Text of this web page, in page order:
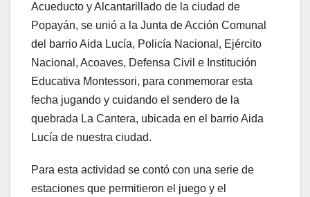
Acueducto y Alcantarillado de la ciudad de
Popayán, se unió a la Junta de Acción Comunal
del barrio Aida Lucía, Policía Nacional, Ejército
Nacional, Acoaves, Defensa Civil e Institución
Educativa Montessori, para conmemorar esta
fecha jugando y cuidando el sendero de la
quebrada La Cantera, ubicada en el barrio Aida
Lucía de nuestra ciudad.
Para esta actividad se contó con una serie de
estaciones que permitieron el juego y el